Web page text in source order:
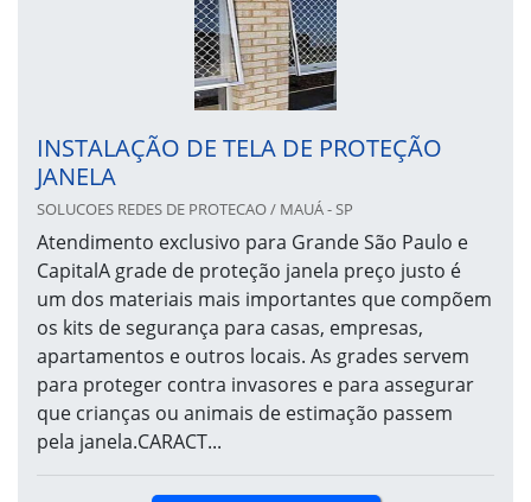
INSTALAÇÃO DE TELA DE PROTEÇÃO
JANELA
SOLUCOES REDES DE PROTECAO / MAUÁ - SP
Atendimento exclusivo para Grande São Paulo e
CapitalA grade de proteção janela preço justo é
um dos materiais mais importantes que compõem
os kits de segurança para casas, empresas,
apartamentos e outros locais. As grades servem
para proteger contra invasores e para assegurar
que crianças ou animais de estimação passem
pela janela.CARACT...